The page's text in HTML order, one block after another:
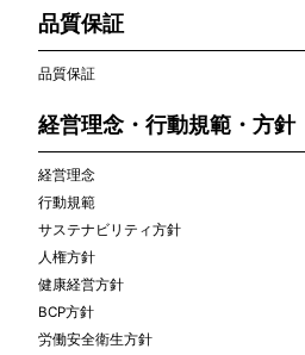
品質保証
品質保証
経営理念・行動規範・方針
経営理念
行動規範
サステナビリティ方針
人権方針
健康経営方針
BCP方針
労働安全衛生方針